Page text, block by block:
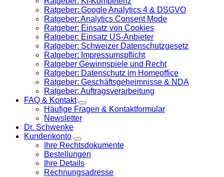
Ratgeber: Google Analytics 4 & DSGVO
Ratgeber: Analytics Consent Mode
Ratgeber: Einsatz von Cookies
Ratgeber: Einsatz US-Anbieter
Ratgeber: Schweizer Datenschutzgesetz
Ratgeber: Impressumspflicht
Ratgeber Gewinnspiele und Recht
Ratgeber: Datenschutz im Homeoffice
Ratgeber: Geschäftsgeheimnisse & NDA
Ratgeber: Auftragsverarbeitung
FAQ & Kontakt
Häufige Fragen & Kontaktformular
Newsletter
Dr. Schwenke
Kundenkonto
Ihre Rechtsdokumente
Bestellungen
Ihre Details
Rechnungsadresse